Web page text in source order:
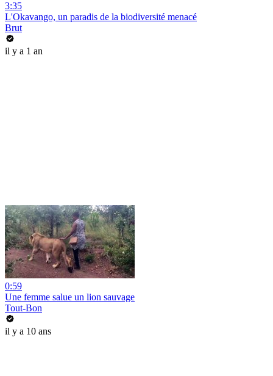
3:35
L'Okavango, un paradis de la biodiversité menacé
Brut
il y a 1 an
0:59
Une femme salue un lion sauvage
Tout-Bon
il y a 10 ans